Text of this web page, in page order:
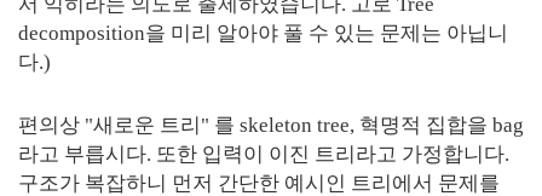
decomposition을 미리 알아야 풀 수 있는 문제는 아닙니
다.)
편의상 "새로운 트리" 를 skeleton tree, 혁명적 집합을 bag
라고 부릅시다. 또한 입력이 이진 트리라고 가정합니다.
구조가 복잡하니 먼저 간단한 예시인 트리에서 문제를